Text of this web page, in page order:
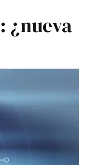
¿nueva